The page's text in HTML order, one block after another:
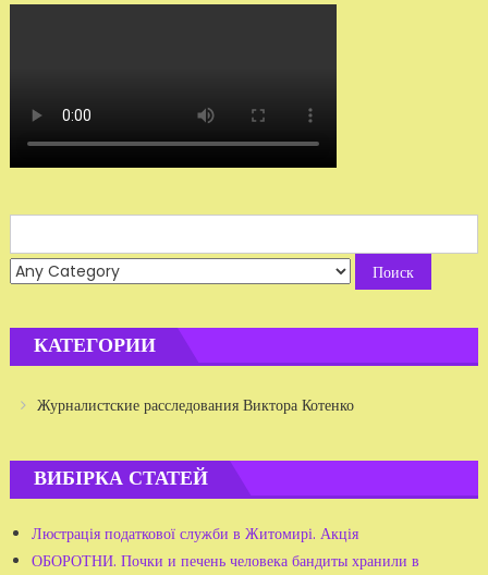
for:
КАТЕГОРИИ
Журналистские расследования Виктора Котенко
ВИБІРКА СТАТЕЙ
Люстрація податкової служби в Житомирі. Акція
ОБОРОТНИ. Почки и печень человека бандиты хранили в